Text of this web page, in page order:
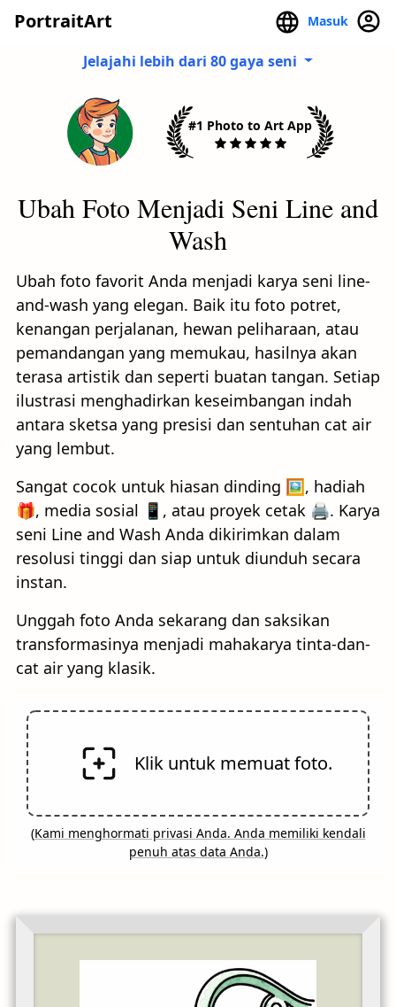
PortraitArt Masuk
Jelajahi lebih dari 80 gaya seni
#1 Photo to Art App
Ubah Foto Menjadi Seni Line and
Wash
Ubah foto favorit Anda menjadi karya seni line-
and-wash yang elegan. Baik itu foto potret,
kenangan perjalanan, hewan peliharaan, atau
pemandangan yang memukau, hasilnya akan
terasa artistik dan seperti buatan tangan. Setiap
ilustrasi menghadirkan keseimbangan indah
antara sketsa yang presisi dan sentuhan cat air
yang lembut.
Sangat cocok untuk hiasan dinding 🖼️, hadiah
🎁, media sosial 📱, atau proyek cetak 🖨️. Karya
seni Line and Wash Anda dikirimkan dalam
resolusi tinggi dan siap untuk diunduh secara
instan.
Unggah foto Anda sekarang dan saksikan
transformasinya menjadi mahakarya tinta-dan-
cat air yang klasik.
Klik untuk memuat foto.
(Kami menghormati privasi Anda. Anda memiliki kendali
penuh atas data Anda.)